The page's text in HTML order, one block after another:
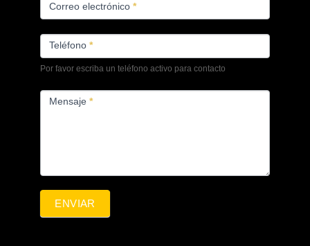
Correo electrónico*
Teléfono*
Por favor escriba un teléfono activo para contacto
Mensaje*
ENVIAR